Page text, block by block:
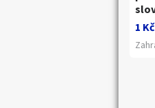
1 Kč